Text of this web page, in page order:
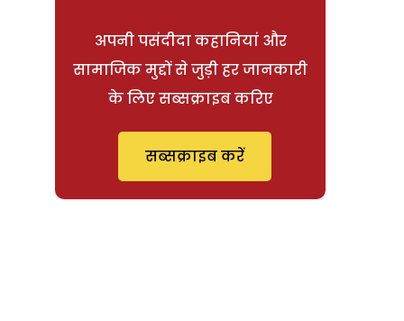
अपनी पसंदीदा कहानियां और
सामाजिक मुद्दों से जुड़ी हर जानकारी
के लिए सब्सक्राइब करिए
सब्सक्राइब करें